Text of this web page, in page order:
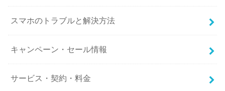
スマホのトラブルと解決方法
キャンペーン・セール情報
サービス・契約・料金